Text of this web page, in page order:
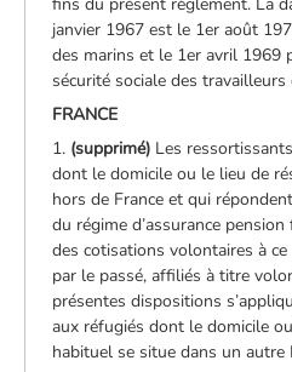
janvier 1967 est le 1er août
des marins et le 1er avril 1969
sécurité sociale des
FRANCE
1. (supprimé) Les
dont le domicile ou le lieu de
hors de France et qui
du régime d’assurance
des cotisations volontaires à
par le passé, affiliés à titre
présentes dispositions
aux réfugiés dont le domicile
habituel se situe dans un autre